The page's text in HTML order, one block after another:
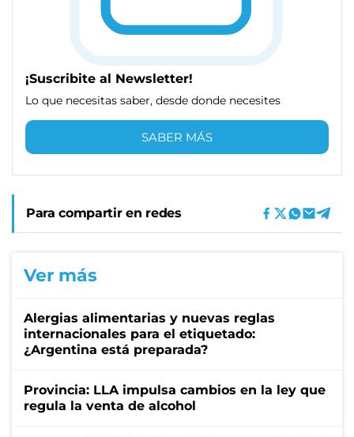
¡Suscribite al Newsletter!
Lo que necesitas saber, desde donde necesites
SABER MÁS
Para compartir en redes
Ver más
Alergias alimentarias y nuevas reglas
internacionales para el etiquetado:
¿Argentina está preparada?
Provincia: LLA impulsa cambios en la ley que
regula la venta de alcohol